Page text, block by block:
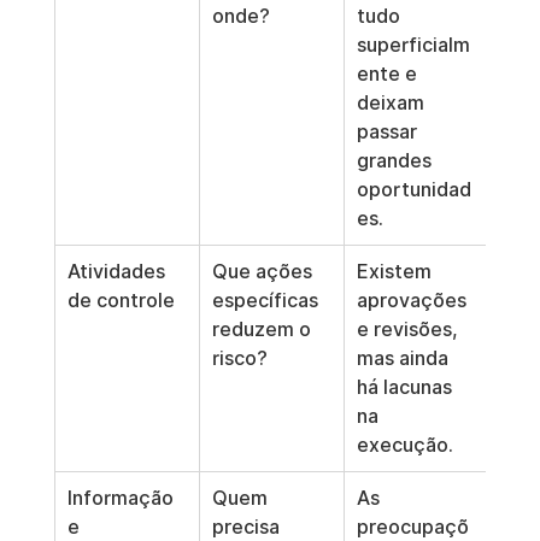
onde?
tudo
superficialm
ente e
deixam
passar
grandes
oportunidad
es.
Atividades
de controle
Que ações
específicas
reduzem o
risco?
Existem
aprovações
e revisões,
mas ainda
há lacunas
na
execução.
Informação
e
Quem
precisa
As
preocupaçõ